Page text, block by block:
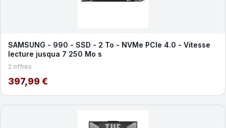
SAMSUNG - 990 - SSD - 2 To - NVMe PCIe 4.0 - Vitesse
lecture jusqua 7 250 Mo s
2 offres
397,99 €